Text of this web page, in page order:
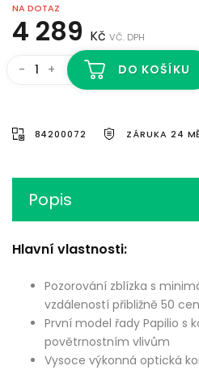
NA DOTAZ
4 289 Kč VČ. DPH
- + DO KOŠÍKU
84200072 ZÁRUKA 24
Popis
Hlavní vlastnosti:
Pozorování zblízka s
vzdáleností přibližně 50
První model řady Papilio s
povětrnostním vlivům
Vysoce výkonná optická